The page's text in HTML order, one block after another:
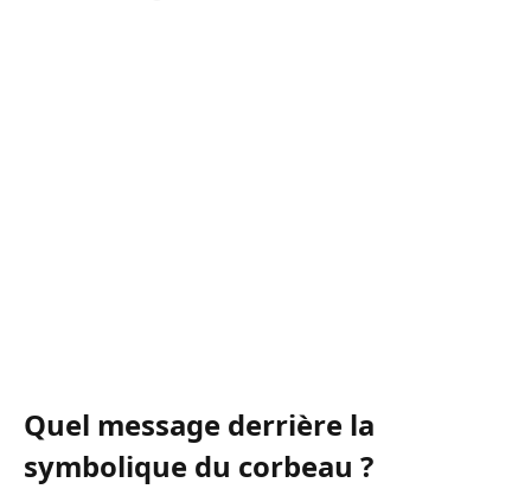
Quel message derrière la
symbolique du corbeau ?